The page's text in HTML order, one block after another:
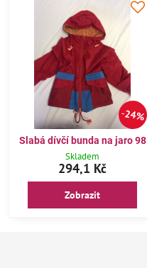
24%
Slabá dívčí bunda na jaro 98
Skladem
294,1 Kč
Zobrazit